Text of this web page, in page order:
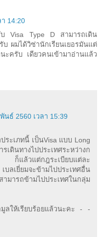
14:20
บ Visa Type D สามารถเดิน
ผมได้วิซ่านักเรียนเยอรมันแต่
ะครับ เดียวคนเข้ามาอ่านแล้ว
นธ์ 2560 เวลา 15:39
ระเภทนี้ เป็นVisa แบบ Long
ดินทางไปประเทศระหว่างก
ก็แล้วแต่กฎระเบียบแต่ละ
บลเยี่ยมจะข้ามไปประเทศอื่น
มารถข้ามไปประเทศในกลุ่ม
ลให้เรียบร้อยแล้วนะคะ - -